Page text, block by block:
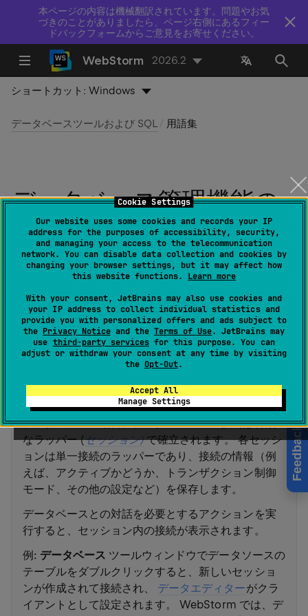
Cookie Settings
Our website uses some cookies and records your IP
address for the purposes of accessibility, security,
and managing your access to the telecommunication
network. You can disable data collection and cookies by
changing your browser settings, but it may affect how
this website functions. Learn more
With your consent, JetBrains may also use cookies and
your IP address to collect individual statistics and
provide you with personalized offers and ads subject to
the Privacy Noticeand the Terms of Use. JetBrains may
use third-party servicesfor this purpose. You can
adjust or withdraw your consent at any time by visiting
the Opt-Out.
Accept All
Manage Settings
本ページの内容は機械翻訳されています。問題やお気
づきのことがありましたら、ページ右側にあるフィー
ドバックフォームからご意見をお寄せください。
Feedback
WebStorm 2026.2
ショートカット:Windows
データベースツールおよび SQL 用語集
データベース管理機能の
用語集
最終更新日： 2026 年 7 月 14 日
データベースへの接続
データベースに接続するには、WebStorm には接続
の詳細 (たとえば、ホスト、ポート、パスワード、
SSH 構成設定など) が必要です。 すべてのデータベ
ースの接続の詳細は、専用の接続構成 (データソー
ス)に保存されます。
データソースの場合、データベースへの接続は特別
なラッパー (セッション)で確立されます。 各セッシ
ョンは単一接続のラッパーであり、接続の情報（例
えば、アクティブかどうか、トランザクション制御
モード、その他の設定など）を保存します。
データベースとの対話を必要とするアクションを実
行すると、セッション内の接続が表示されます。
例: データベース ツールウィンドウでデータソースの
テーブルをダブルクリックすると、新しいセッショ
ンが作成されて接続され、 データエディターがクラ
イアントとして設定されます。 WebStorm では、デ